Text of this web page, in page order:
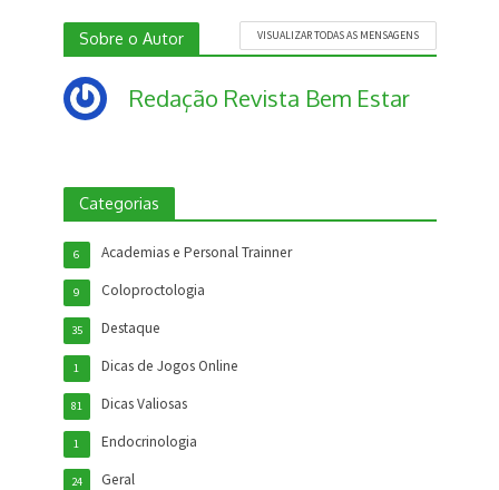
Sobre o Autor VISUALIZAR TODAS AS MENSAGENS
Redação Revista Bem Estar
Categorias
Academias e Personal Trainner
6
Coloproctologia
9
Destaque
35
Dicas de Jogos Online
1
Dicas Valiosas
81
Endocrinologia
1
Geral
24